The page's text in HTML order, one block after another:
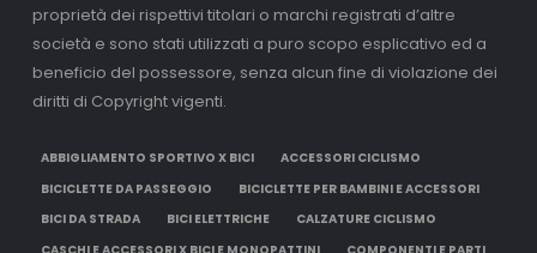
proprietà dei rispettivi titolari o marchi registrati d’altre
società e sono stati utilizzati a puro scopo esplicativo ed a
beneficio del possessore, senza alcun fine di violazione dei
diritti di Copyright vigenti.
ABBIGLIAMENTO SPORTIVO X BICI
ACCESSORI CICLISMO
BICICLETTE DA PASSEGGIO
BICICLETTE PER BAMBINI E ACCESSORI
BICI DA STRADA
BICI ELETTRICHE
CALZATURE CICLISMO